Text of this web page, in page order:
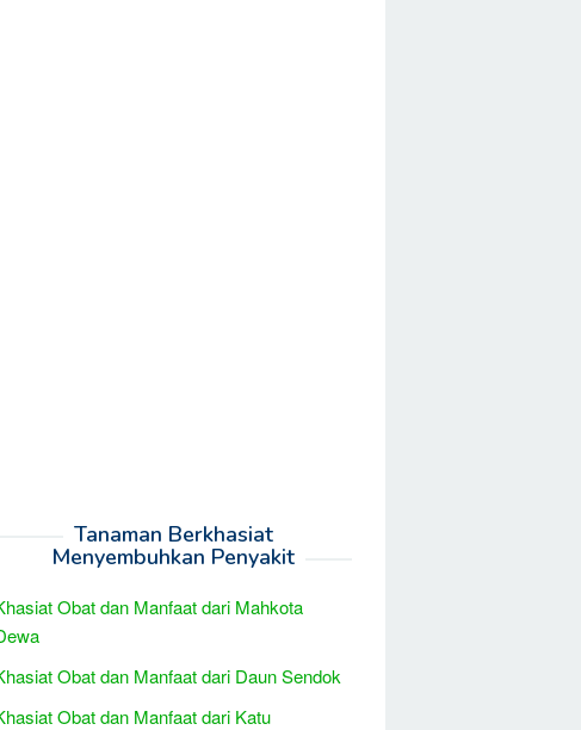
Tanaman Berkhasiat
Menyembuhkan Penyakit
Obat dan Manfaat dari Mahkota
Obat dan Manfaat dari Daun Sendok
Obat dan Manfaat dari Katu